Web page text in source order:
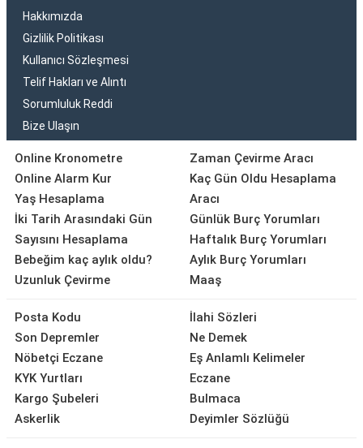
Hakkımızda
Gizlilik Politikası
Kullanıcı Sözleşmesi
Telif Hakları ve Alıntı
Sorumluluk Reddi
Bize Ulaşın
Online Kronometre
Online Alarm Kur
Yaş Hesaplama
İki Tarih Arasındaki Gün
Sayısını Hesaplama
Bebeğim kaç aylık oldu?
Uzunluk Çevirme
Zaman Çevirme Aracı
Kaç Gün Oldu Hesaplama
Aracı
Günlük Burç Yorumları
Haftalık Burç Yorumları
Aylık Burç Yorumları
Maaş
Posta Kodu
Son Depremler
Nöbetçi Eczane
KYK Yurtları
Kargo Şubeleri
Askerlik
İlahi Sözleri
Ne Demek
Eş Anlamlı Kelimeler
Eczane
Bulmaca
Deyimler Sözlüğü